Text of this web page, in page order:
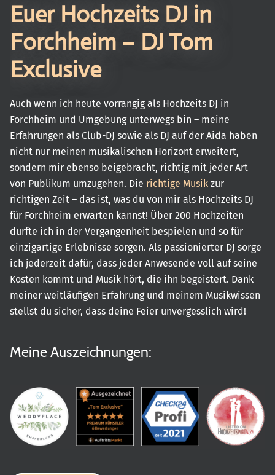
Euer Hochzeits DJ in
Forchheim – DJ Tom
Exclusive
Auch wenn ich heute vorrangig als Hochzeits DJ in
Forchheim und Umgebung unterwegs bin – meine
Erfahrungen als Club-DJ sowie als DJ auf der Aida haben
nicht nur meinen musikalischen Horizont erweitert,
sondern mir ebenso beigebracht, richtig mit jeder Art
von Publikum umzugehen. Die richtige Musik zur
richtigen Zeit – das ist, was du von mir als Hochzeits DJ
für Forchheim erwarten kannst! Über 200 Hochzeiten
durfte ich in der Vergangenheit bespielen und so für
einzigartige Erlebnisse sorgen. Als passionierter DJ sorge
ich jederzeit dafür, dass jeder Anwesende voll auf seine
Kosten kommt und Musik hört, die ihn begeistert. Dank
meiner weitläufigen Erfahrung und meinem Musikwissen
stellst du sicher, dass deine Feier unvergesslich wird!
Meine Auszeichnungen: